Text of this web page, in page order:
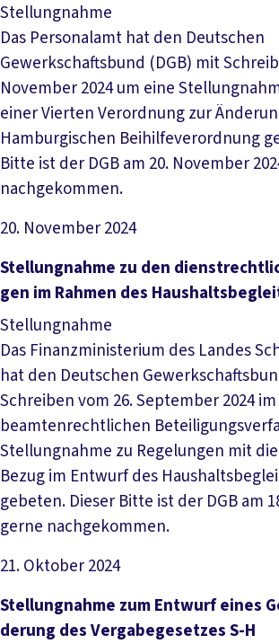
Stellungnahme
Das Personalamt hat den Deutschen
Gewerkschaftsbund (DGB) mit
November 2024 um eine
einer Vierten Verordnung zur
Hamburgischen Beihilfeverordnung
Bitte ist der DGB am 20. November
nachgekommen.
20. November 2024
Datei herunterladen
Stel­lung­nah­me zu den
gen im Rah­men des
Stellungnahme
Das Finanzministerium des Landes
hat den Deutschen
Schreiben vom 26. September 2024
beamtenrechtlichen
Stellungnahme zu Regelungen mit
Bezug im Entwurf des
gebeten. Dieser Bitte ist der DGB am
gerne nachgekommen.
21. Oktober 2024
Datei herunterladen
Stel­lung­nah­me zum Ent­wurf ei­nes
de­rung des Ver­ga­be­ge­set­zes S-H